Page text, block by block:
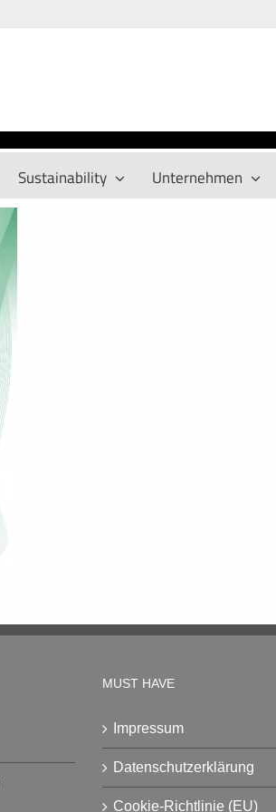
Sustainability Unternehmen
MUST HAVE
Impressum
Datenschutzerklärung
Cookie-Richtlinie (EU)